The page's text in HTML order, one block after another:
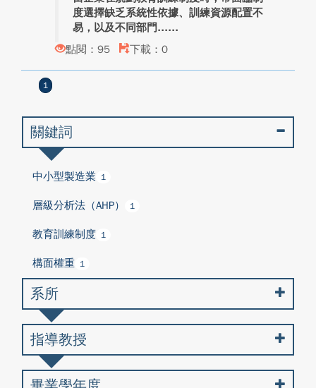
度選擇缺乏系統性依據、訓練資源配置不
易，以及不同部門...
點閱：95
下載：0
1
關鍵詞
中小型製造業 1
層級分析法（AHP） 1
教育訓練制度 1
構面權重 1
系所
指導教授